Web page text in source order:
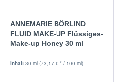
ANNEMARIE BÖRLIND
FLUID MAKE-UP Flüssiges-
Make-up Honey 30 ml
Inhalt30 ml(73,17 € * / 100 ml)